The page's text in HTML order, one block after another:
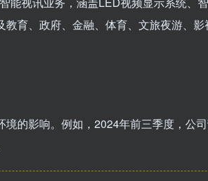
育、政府、金融、体育、文旅夜游、影
的影响。例如，2024年前三季度，公